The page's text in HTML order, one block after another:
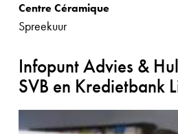
Centre Céramique
Spreekuur
Infopunt Advies &
SVB en Kredietbank